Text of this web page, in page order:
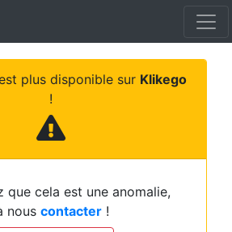
plus disponible sur Klikego
!
que cela est une anomalie,
nous contacter !